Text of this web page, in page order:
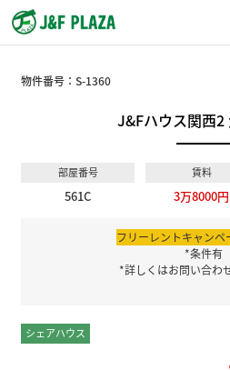
物件番号：S-1360
J&Fハウス関西2
部屋番号
561C
賃料
3万8000円
フリーレントキャンペ
*条件有
*詳しくはお問い合わ
シェアハウス